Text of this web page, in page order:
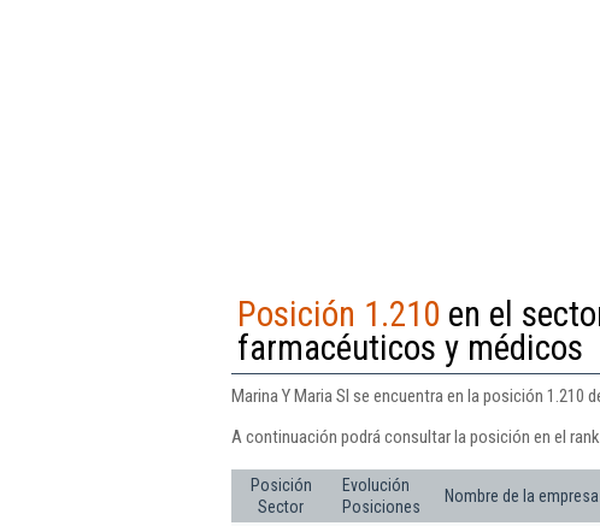
Posición 1.210 en el
farmacéuticos y médicos
Marina Y Maria Sl se encuentra en la posición
A continuación podrá consultar la posición en el
Posición
Sector
Evolución
Posiciones
Nombre de la empresa